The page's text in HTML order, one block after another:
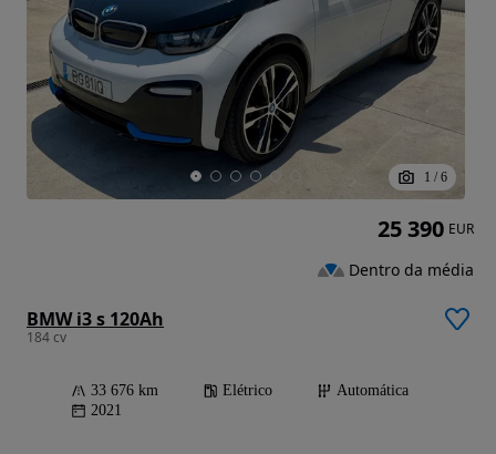
1 / 6
BMW i3 s 120Ah
184 cv
33 676 km Elétrico
Automática
2021
25 390 EUR
Dentro da média